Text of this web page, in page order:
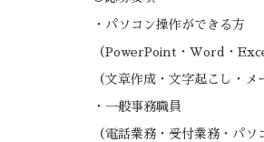
・パソコン操作ができる方
（PowerPoint・Word・
（文章作成・文字起こし・
・一般事務職員
（電話業務・受付業務・パ